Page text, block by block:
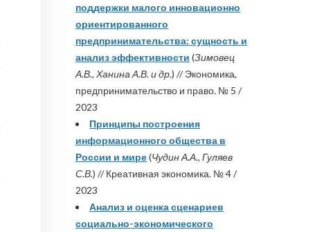
поддержки малого инновационно
ориентированного
предпринимательства: сущность и
анализ эффективности (Зимовец
А.В., Ханина А.В. и др.) // Экономика,
предпринимательство и право. № 5 /
2023
Принципы построения
информационного общества в
России и мире(Чудин А.А., Гуляев
С.В.) // Креативная экономика. № 4 /
2023
Анализ и оценка сценариев
социально-экономического